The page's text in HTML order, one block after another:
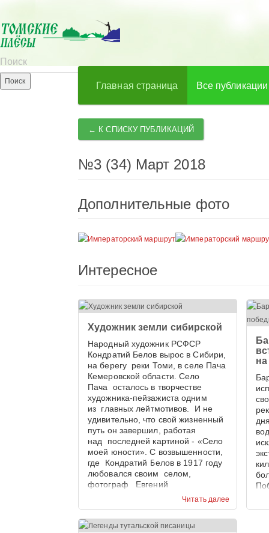
Главная страница Все публикации
← К СПИСКУ ПУБЛИКАЦИЙ
№3 (34) Март 2018
Дополнительные фото
Интересное
Читать далее
Художник земли сибирской
Народный художник РСФСР
Кондратий Белов вырос в Сибири,
на берегу реки Томи, в селе Пача
Кемеровской области. Село
Пача осталось в творчестве
художника-пейзажиста одним
из главных лейтмотивов. И не
удивительно, что свой жизненный
путь он завершил, работая
над последней картиной - «Село
моей юности». С возвышенности,
где Кондратий Белов в 1917 году
любовался своим селом,
фотограф Евгений
Тамбовцев запечатлел панораму
приходиться признать, что 100 лет
назад сельская улица,